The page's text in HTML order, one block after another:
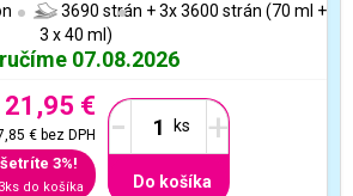
3690 strán + 3x 3600 strán (70 ml +
3 x 40 ml)
07.08.2026
21,95 €
€bez DPH
3%!
do košíka
- +
Do košíka